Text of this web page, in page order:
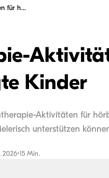
10 effektive Sprachtherapie-Aktivitäten für hörbeeinträchtigte Kinder
Kinder
Aktivitäten für
unterstützen
2026•15 Min.